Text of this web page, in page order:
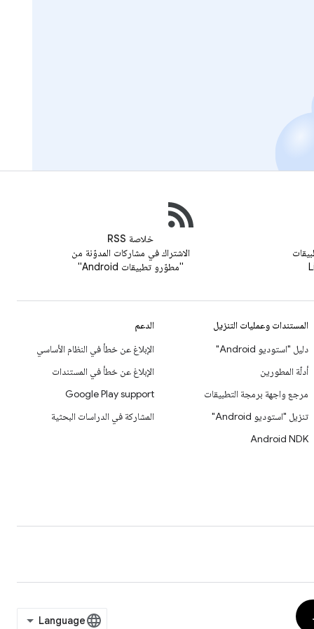
خلاصة RSS
الاشتراك في مشاركات المدوّنة من
"مطوّرو تطبيقات Android"
المستندات وعمليات التنزيل
دليل "استوديو Android"
أدلّة المطورين
مرجع واجهة برمجة التطبيقات
تنزيل "استوديو Android"
Android NDK
الدعم
الإبلاغ عن خطأ في النظام الأساسي
الإبلاغ عن خطأ في المستندات
Google Play support
المشاركة في الدراسات البحثية